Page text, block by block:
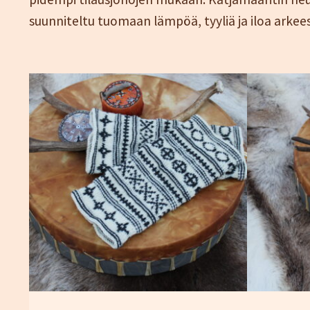
suunniteltu tuomaan lämpöä, tyyliä ja iloa